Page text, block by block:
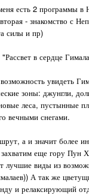
есть 2 программы в
- знакомство с
силы и пр)
в сердце
увидеть
зоны: джунгли,
леса, пустынные
вечными снегами.
а и значит более
еще гору Пун
лучшие виды из
А так же
и релаксирующий